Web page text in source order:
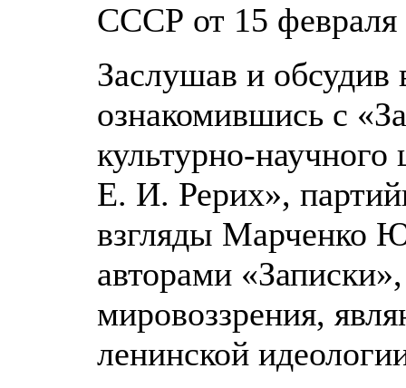
СССР от 15 февраля
Заслушав и
ознакомившись с
культурно-
Е. И. Рерих»,
взгляды Марченко
авторами
мировоззрения,
ленинской